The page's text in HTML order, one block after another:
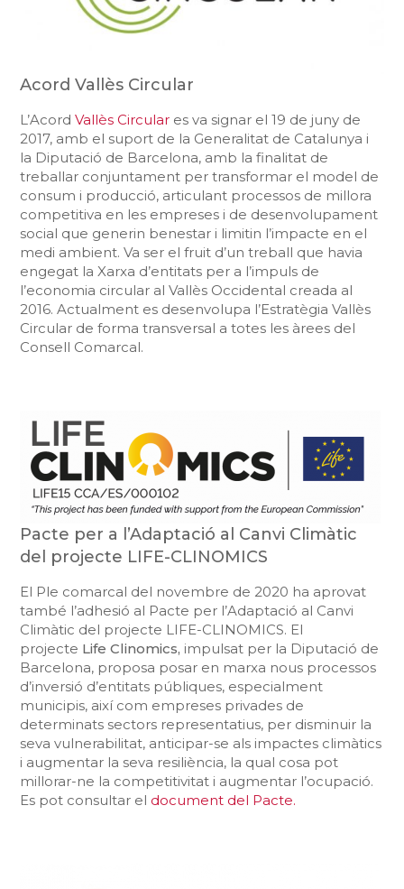
Acord Vallès Circular
L’AcordVallès Circular es va signar el 19 de juny de
2017, amb el suport de la Generalitat de Catalunya i
la Diputació de Barcelona, amb la finalitat de
treballar conjuntament per transformar el model de
consum i producció, articulant processos de millora
competitiva en les empreses i de desenvolupament
social que generin benestar i limitin l’impacte en el
medi ambient. Va ser el fruit d’un treball que havia
engegat la Xarxa d’entitats per a l’impuls de
l’economia circular al Vallès Occidental creada al
2016. Actualment es desenvolupa l’Estratègia Vallès
Circular de forma transversal a totes les àrees del
Consell Comarcal.
Pacte per a l’Adaptació al Canvi Climàtic
del projecte LIFE-CLINOMICS
El Ple comarcal del novembre de 2020 ha aprovat
també l’adhesió al Pacte per l’Adaptació al Canvi
Climàtic del projecte LIFE-CLINOMICS. El
projecte Life Clinomics, impulsat per la Diputació de
Barcelona, proposa posar en marxa nous processos
d’inversió d’entitats públiques, especialment
municipis, així com empreses privades de
determinats sectors representatius, per disminuir la
seva vulnerabilitat, anticipar-se als impactes climàtics
i augmentar la seva resiliència, la qual cosa pot
millorar-ne la competitivitat i augmentar l’ocupació.
Es pot consultar el document del Pacte.